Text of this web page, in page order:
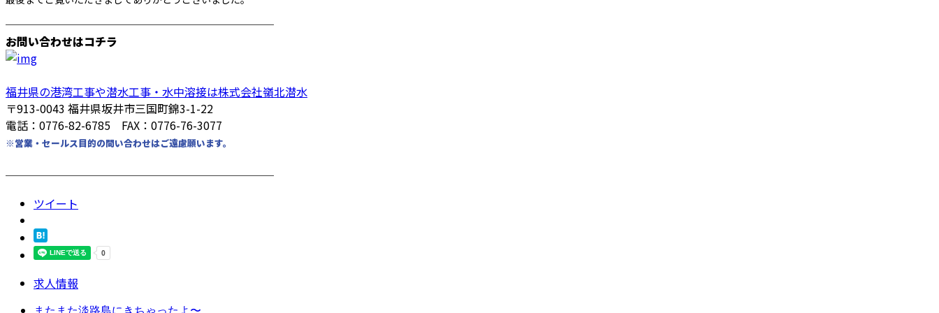
────────────────────────
お問い合わせはコチラ
福井県の港湾工事や潜水工事・水中溶接は株式会社嶺北潜水
〒913-0043 福井県坂井市三国町錦3-1-22
電話：0776-82-6785 FAX：0776-76-3077
※営業・セールス目的の問い合わせはご遠慮願います。
────────────────────────
ツイート
求人情報